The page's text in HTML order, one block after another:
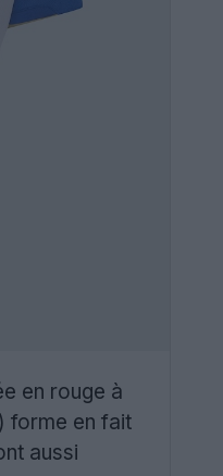
en rouge à
forme en fait
aussi